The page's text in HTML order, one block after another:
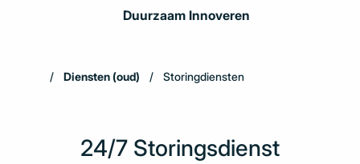
Duurzaam Innoveren
Diensten (oud) Storingdiensten
24/7 Storingsdienst